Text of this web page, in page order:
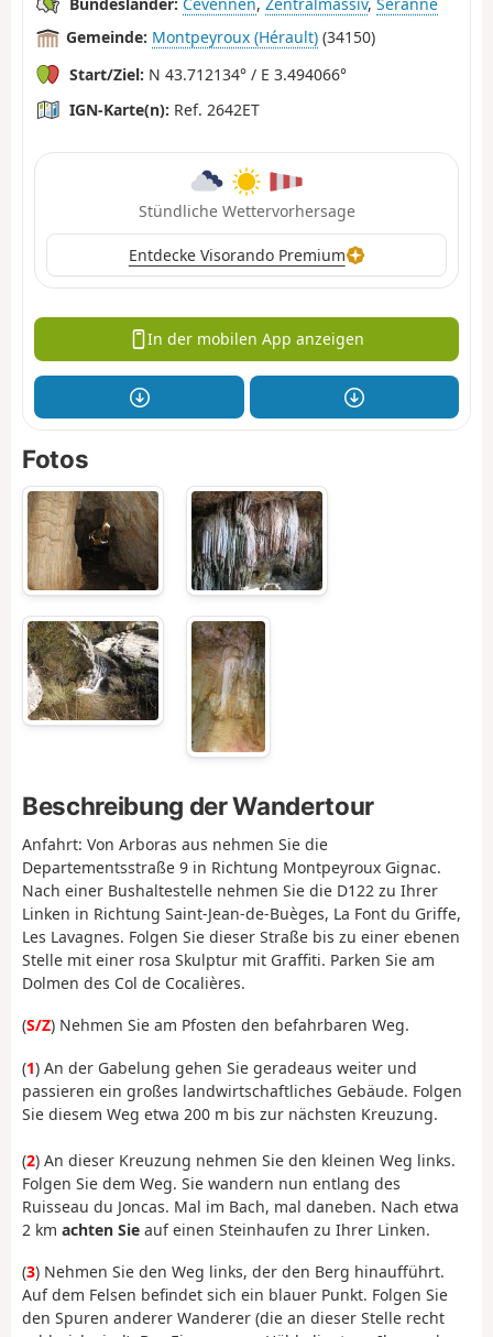
Gemeinde: Montpeyroux (Hérault) (34150)
Start/Ziel: N 43.712134° / E 3.494066°
IGN-Karte(n): Ref. 2642ET
Stündliche Wettervorhersage
Entdecke Visorando Premium
In der mobilen App anzeigen
Fotos
Beschreibung der Wandertour
Anfahrt: Von Arboras aus nehmen Sie die
Departementsstraße 9 in Richtung Montpeyroux Gignac.
Nach einer Bushaltestelle nehmen Sie die D122 zu Ihrer
Linken in Richtung Saint-Jean-de-Buèges, La Font du Griffe,
Les Lavagnes. Folgen Sie dieser Straße bis zu einer ebenen
Stelle mit einer rosa Skulptur mit Graffiti. Parken Sie am
Dolmen des Col de Cocalières.
(S/Z) Nehmen Sie am Pfosten den befahrbaren Weg.
(1) An der Gabelung gehen Sie geradeaus weiter und
passieren ein großes landwirtschaftliches Gebäude. Folgen
Sie diesem Weg etwa 200 m bis zur nächsten Kreuzung.
(2) An dieser Kreuzung nehmen Sie den kleinen Weg links.
Folgen Sie dem Weg. Sie wandern nun entlang des
Ruisseau du Joncas. Mal im Bach, mal daneben. Nach etwa
2 km achten Sie auf einen Steinhaufen zu Ihrer Linken.
(3) Nehmen Sie den Weg links, der den Berg hinaufführt.
Auf dem Felsen befindet sich ein blauer Punkt. Folgen Sie
den Spuren anderer Wanderer (die an dieser Stelle recht